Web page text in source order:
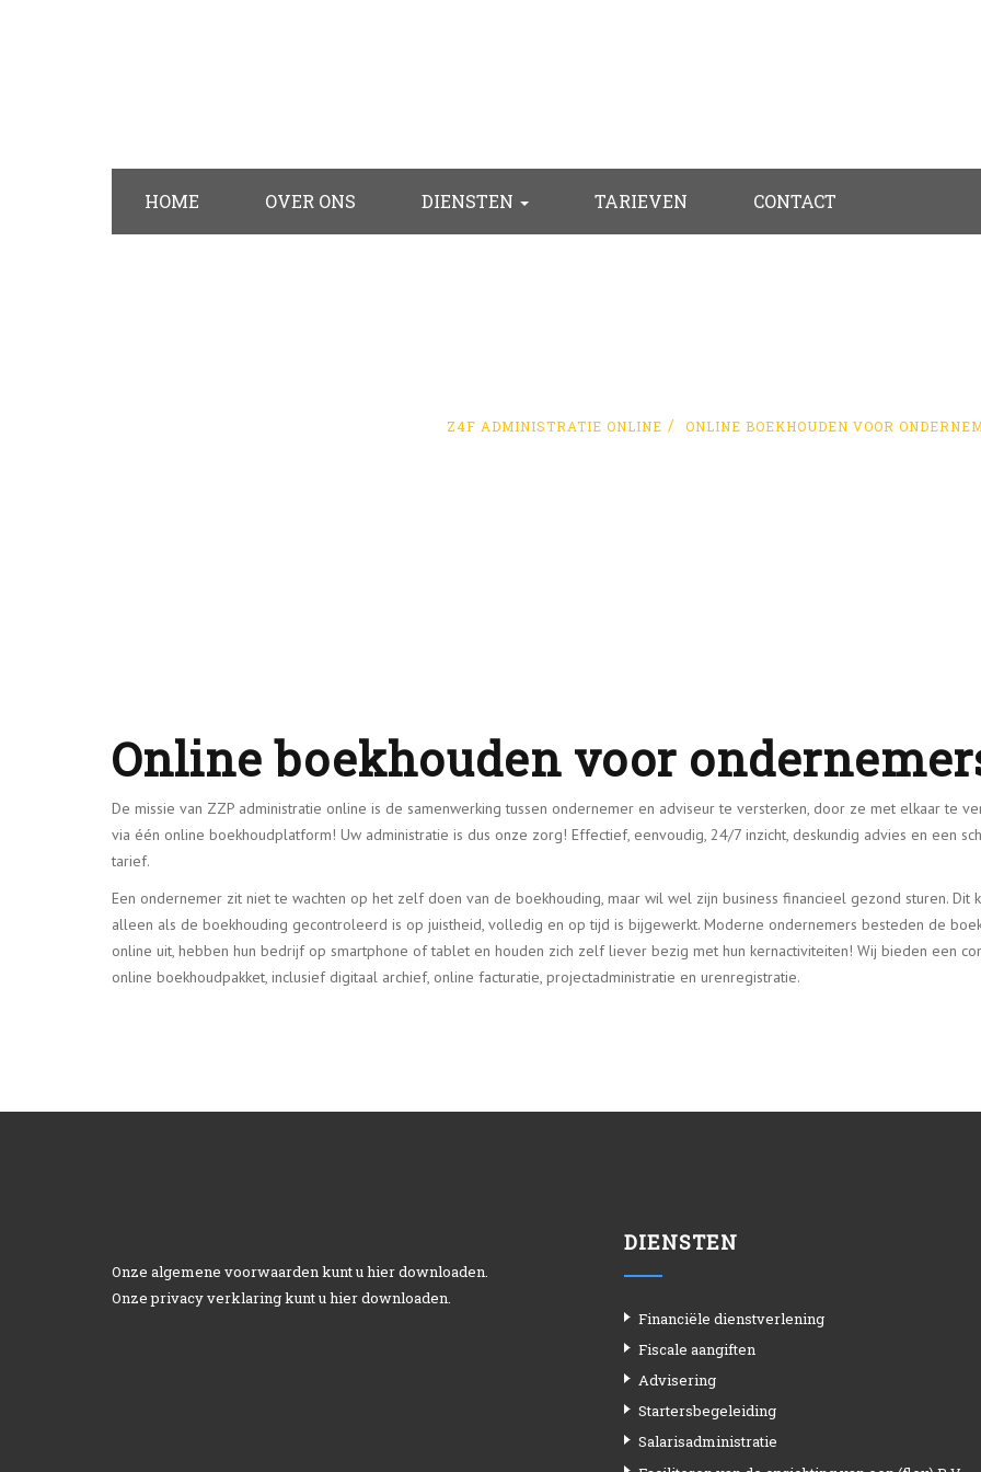
HOME OVER ONS DIENSTEN TARIEVEN CONTACT
Z4F ADMINISTRATIE ONLINE ONLINE BOEKHOUDEN VOOR
Online boekhouden voor
De missie van ZZP administratie online is de samenwerking tussen ondernemer en adviseur te versterken, door ze met elkaar te
via één online boekhoudplatform! Uw administratie is dus onze zorg! Effectief, eenvoudig, 24/7 inzicht, deskundig advies en een
tarief.
Een ondernemer zit niet te wachten op het zelf doen van de boekhouding, maar wil wel zijn business financieel gezond sturen. Dit
alleen als de boekhouding gecontroleerd is op juistheid, volledig en op tijd is bijgewerkt. Moderne ondernemers besteden de
online uit, hebben hun bedrijf op smartphone of tablet en houden zich zelf liever bezig met hun kernactiviteiten! Wij bieden een
online boekhoudpakket, inclusief digitaal archief, online facturatie, projectadministratie en urenregistratie.
Onze algemene voorwaarden kunt uhierdownloaden.
Onze privacy verklaring kunt uhierdownloaden.
DIENSTEN
Financiële dienstverlening
Fiscale aangiften
Advisering
Startersbegeleiding
Salarisadministratie